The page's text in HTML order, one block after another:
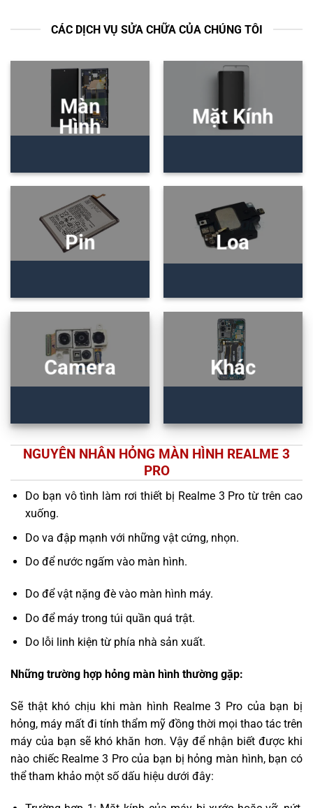
CÁC DỊCH VỤ SỬA CHỮA CỦA CHÚNG TÔI
Màn
Hình
Mặt Kính
Pin Loa
Camera Khác
NGUYÊN NHÂN HỎNG MÀN HÌNH REALME 3
PRO
Do bạn vô tình làm rơi thiết bị Realme 3 Pro từ trên cao
xuống.
Do va đập mạnh với những vật cứng, nhọn.
Do để nước ngấm vào màn hình.
Do để vật nặng đè vào màn hình máy.
Do để máy trong túi quần quá trật.
Do lỗi linh kiện từ phía nhà sản xuất.
Những trường hợp hỏng màn hình thường gặp:
Sẽ thật khó chịu khi màn hình Realme 3 Pro của bạn bị
hỏng, máy mất đi tính thẩm mỹ đồng thời mọi thao tác trên
máy của bạn sẽ khó khăn hơn. Vậy để nhận biết được khi
nào chiếc Realme 3 Pro của bạn bị hỏng màn hình, bạn có
thể tham khảo một số dấu hiệu dưới đây: